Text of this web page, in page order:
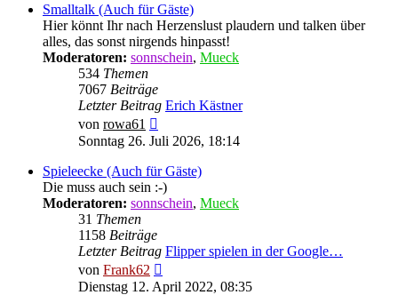
Smalltalk (Auch für Gäste)
Hier könnt Ihr nach Herzenslust plaudern und talken über
alles, das sonst nirgends hinpasst!
Moderatoren: sonnschein, Mueck
534 Themen
7067 Beiträge
Letzter Beitrag Erich Kästner
von rowa61
Beitrag
Sonntag 26. Juli 2026, 18:14
Spieleecke (Auch für Gäste)
Die muss auch sein :-)
Moderatoren: sonnschein, Mueck
31 Themen
1158 Beiträge
Letzter Beitrag Flipper spielen in der Google…
von Frank62
Beitrag
Dienstag 12. April 2022, 08:35